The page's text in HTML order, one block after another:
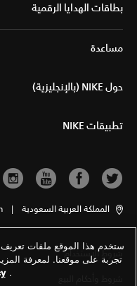
بطاقات الهدايا الرقمية
مساعدة
حول NIKE (بالإنجليزية)
تطبيقات NIKE
المملكة العربية السعودية |
شروط الاستخدام
ستخدم هذا الموقع ملفات
تجربة على موقعنا. لمعرفة
.